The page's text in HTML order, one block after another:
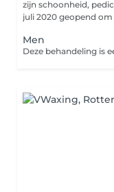
zijn schoonheid,
juli 2020 geopend om
Men